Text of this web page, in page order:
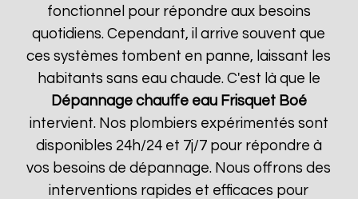
fonctionnel pour répondre aux besoins
quotidiens. Cependant, il arrive souvent que
ces systèmes tombent en panne, laissant les
habitants sans eau chaude. C'est là que le
Dépannage chauffe eau Frisquet Boé
intervient. Nos plombiers expérimentés sont
disponibles 24h/24 et 7j/7 pour répondre à
vos besoins de dépannage. Nous offrons des
interventions rapides et efficaces pour